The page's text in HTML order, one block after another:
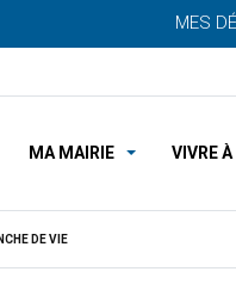
MES
MA MAIRIE VIVRE
DE VIE